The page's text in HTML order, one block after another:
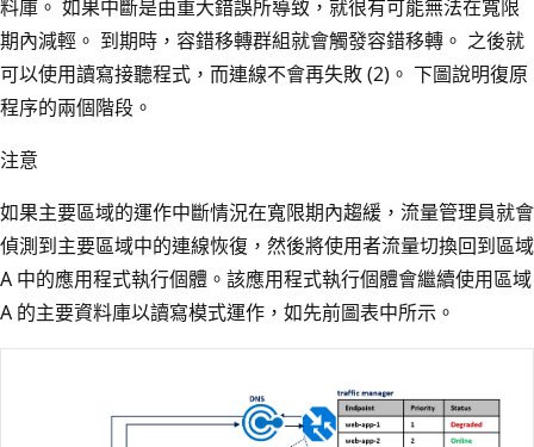
料庫。 如果中斷是由重大錯誤所導致，就很有可能無法在寬限
期內減輕。 到期時，容錯移轉群組就會觸發容錯移轉。 之後就
可以使用讀寫接聽程式，而連線不會再失敗 (2)。 下圖說明復原
程序的兩個階段。
注意
如果主要區域的運作中斷情況在寬限期內趨緩，流量管理員就會
偵測到主要區域中的連線恢復，然後將使用者流量切換回到區域
A 中的應用程式執行個體。該應用程式執行個體會繼續使用區域
A 的主要資料庫以讀寫模式運作，如先前圖表中所示。